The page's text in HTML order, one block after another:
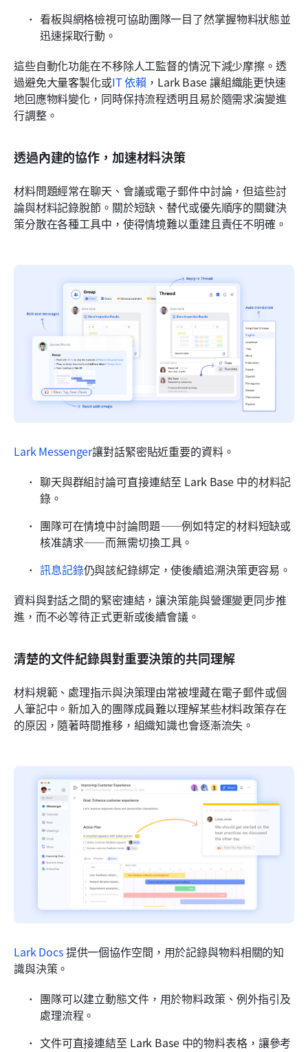
看板與網格檢視可協助團隊一目了然掌握物料狀態並
迅速採取行動。
這些自動化功能在不移除人工監督的情況下減少摩擦。透
過避免大量客製化或IT 依賴 ，Lark Base 讓組織能更快速
地回應物料變化，同時保持流程透明且易於隨需求演變進
行調整。
透過內建的協作，加速材料決策
材料問題經常在聊天、會議或電子郵件中討論，但這些討
論與材料記錄脫節。關於短缺、替代或優先順序的關鍵決
策分散在各種工具中，使得情境難以重建且責任不明確。
Lark Messenger讓對話緊密貼近重要的資料。
聊天與群組討論可直接連結至 Lark Base 中的材料記
錄。
團隊可在情境中討論問題——例如特定的材料短缺或
核准請求——而無需切換工具。
訊息記錄仍與該紀錄綁定，使後續追溯決策更容易。
資料與對話之間的緊密連結，讓決策能與營運變更同步推
進，而不必等待正式更新或後續會議。
清楚的文件紀錄與對重要決策的共同理解
材料規範、處理指示與決策理由常被埋藏在電子郵件或個
人筆記中。新加入的團隊成員難以理解某些材料政策存在
的原因，隨著時間推移，組織知識也會逐漸流失。
Lark Docs 提供一個協作空間，用於記錄與物料相關的知
識與決策。
團隊可以建立動態文件，用於物料政策、例外指引及
處理流程。
文件可直接連結至 Lark Base 中的物料表格，讓參考